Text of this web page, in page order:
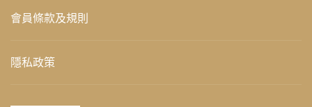
會員條款及規則
隱私政策